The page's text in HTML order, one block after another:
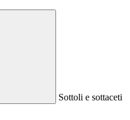
Sottoli e sottaceti